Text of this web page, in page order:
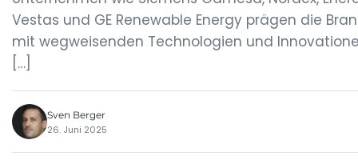
Vestas und GE Renewable Energy prägen die
mit wegweisenden Technologien und
[…]
Sven Berger
26. Juni 2025